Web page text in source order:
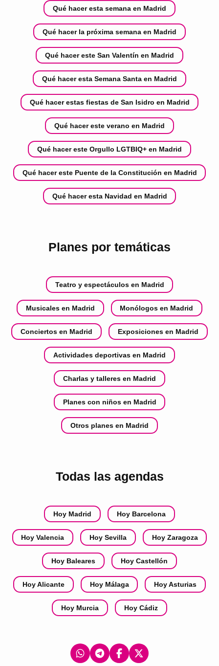
Qué hacer esta semana en Madrid
Qué hacer la próxima semana en Madrid
Qué hacer este San Valentín en Madrid
Qué hacer esta Semana Santa en Madrid
Qué hacer estas fiestas de San Isidro en Madrid
Qué hacer este verano en Madrid
Qué hacer este Orgullo LGTBIQ+ en Madrid
Qué hacer este Puente de la Constitución en Madrid
Qué hacer esta Navidad en Madrid
Planes por temáticas
Teatro y espectáculos en Madrid
Musicales en Madrid Monólogos en Madrid
Conciertos en Madrid Exposiciones en Madrid
Actividades deportivas en Madrid
Charlas y talleres en Madrid
Planes con niños en Madrid
Otros planes en Madrid
Todas las agendas
Hoy Madrid Hoy Barcelona
Hoy Valencia Hoy Sevilla Hoy Zaragoza
Hoy Baleares Hoy Castellón
Hoy Alicante Hoy Málaga Hoy Asturias
Hoy Murcia Hoy Cádiz